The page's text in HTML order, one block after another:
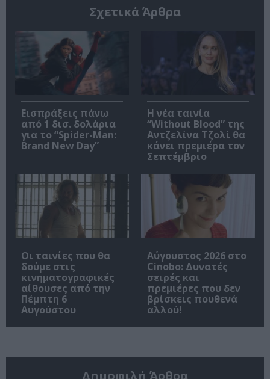
Σχετικά Άρθρα
Εισπράξεις πάνω
από 1 δισ. δολάρια
για το “Spider-Man:
Brand New Day”
Η νέα ταινία
“Without Blood” της
Αντζελίνα Τζολί θα
κάνει πρεμιέρα τον
Σεπτέμβριο
Οι ταινίες που θα
δούμε στις
κινηματογραφικές
αίθουσες από την
Πέμπτη 6
Αυγούστου
Αύγουστος 2026 στο
Cinobo: Δυνατές
σειρές και
πρεμιέρες που δεν
βρίσκεις πουθενά
αλλού!
Δημοφιλή Άρθρα